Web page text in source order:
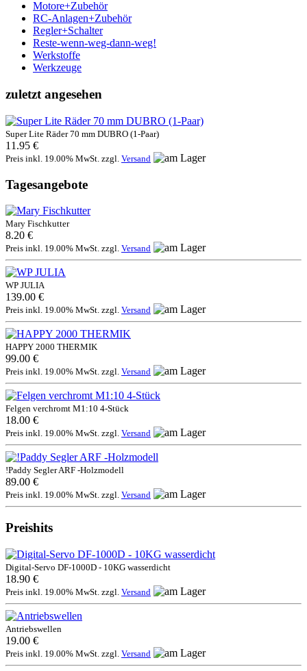
Motore+Zubehör
RC-Anlagen+Zubehör
Regler+Schalter
Reste-wenn-weg-dann-weg!
Werkstoffe
Werkzeuge
zuletzt angesehen
Super Lite Räder 70 mm DUBRO (1-Paar)
11.95 €
Preis inkl. 19.00% MwSt. zzgl. Versand
Tagesangebote
Mary Fischkutter
8.20 €
Preis inkl. 19.00% MwSt. zzgl. Versand
WP JULIA
139.00 €
Preis inkl. 19.00% MwSt. zzgl. Versand
HAPPY 2000 THERMIK
99.00 €
Preis inkl. 19.00% MwSt. zzgl. Versand
Felgen verchromt M1:10 4-Stück
18.00 €
Preis inkl. 19.00% MwSt. zzgl. Versand
!Paddy Segler ARF -Holzmodell
89.00 €
Preis inkl. 19.00% MwSt. zzgl. Versand
Preishits
Digital-Servo DF-1000D - 10KG wasserdicht
18.90 €
Preis inkl. 19.00% MwSt. zzgl. Versand
Antriebswellen
19.00 €
Preis inkl. 19.00% MwSt. zzgl. Versand